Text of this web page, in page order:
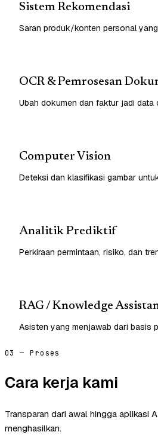
Sistem Rekomendasi
Saran produk/konten personal
OCR & Pemrosesan
Ubah dokumen dan faktur jadi data
Computer Vision
Deteksi dan klasifikasi gambar
Analitik Prediktif
Perkiraan permintaan, risiko, dan
RAG / Knowledge
Asisten yang menjawab dari basis
03 — Proses
Cara kerja kami
Transparan dari awal hingga aplikasi
menghasilkan.